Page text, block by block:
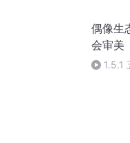
偶像生
会审美
1.5.1